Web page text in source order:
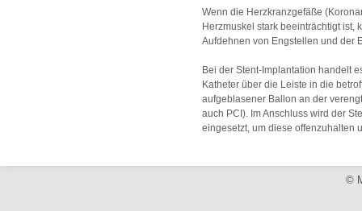
Wenn die Herzkranzgefäße
Herzmuskel stark beeinträchtigt
Aufdehnen von Engstellen und der
Bei der Stent-Implantation handelt
Katheter über die Leiste in die
aufgeblasener Ballon an der
auch PCI). Im Anschluss wird der
eingesetzt, um diese offenzuhalten
©